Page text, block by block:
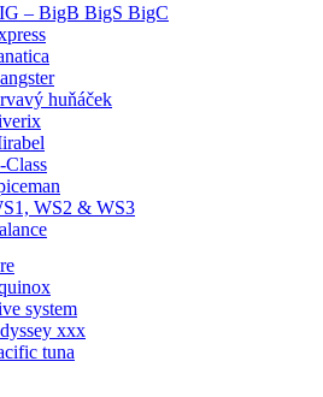
– BigB BigS BigC
huňáček
Class
WS2 & WS3
system
xxx
tuna